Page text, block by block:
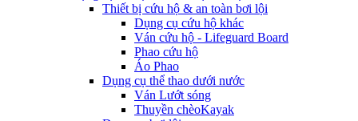
Thiết bị cứu hộ & an toàn bơi lội
Dụng cụ cứu hộ khác
Ván cứu hộ - Lifeguard Board
Phao cứu hộ
Áo Phao
Dụng cụ thể thao dưới nước
Ván Lướt sóng
Thuyền chèoKayak